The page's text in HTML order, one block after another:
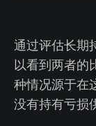
通过评估长期
以看到两者的
种情况源于在
没有持有亏损